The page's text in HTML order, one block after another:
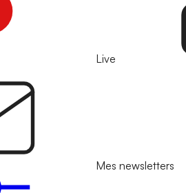
Live
Mes newsletters